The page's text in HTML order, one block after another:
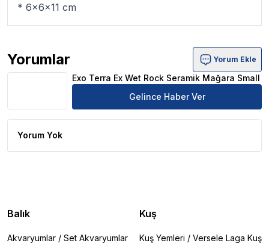
* 6x6x11 cm
Yorumlar
Exo Terra Ex Wet Rock Seramik Mağara Small Ürün
Yorum Ekle
Exo Terra Ex Wet Rock Seramik Mağara Small
Gelince Haber Ver
Yorum Yok
Balık
Akvaryumlar / Set Akvaryumlar
Kuş
Kuş Yemleri / Versele Laga Kuş